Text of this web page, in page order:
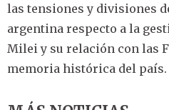
las tensiones y divisiones
argentina respecto a la
Milei y su relación con las
memoria histórica del país.